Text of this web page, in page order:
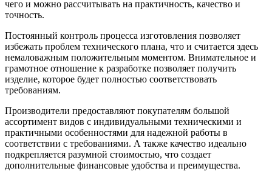
чего и можно рассчитывать на практичность, качество и
точность.
Постоянный контроль процесса изготовления позволяет
избежать проблем технического плана, что и считается здесь
немаловажным положительным моментом. Внимательное и
грамотное отношение к разработке позволяет получить
изделие, которое будет полностью соответствовать
требованиям.
Производители предоставляют покупателям большой
ассортимент видов с индивидуальными техническими и
практичными особенностями для надежной работы в
соответствии с требованиями. А также качество идеально
подкрепляется разумной стоимостью, что создает
дополнительные финансовые удобства и преимущества.